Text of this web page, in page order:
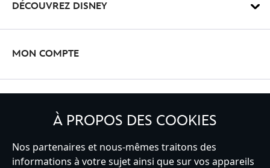
DÉCOUVREZ DISNEY
MON COMPTE
À PROPOS DES COOKIES
Nos partenaires et nous-mêmes traitons des
informations à votre sujet ainsi que sur vos appareils